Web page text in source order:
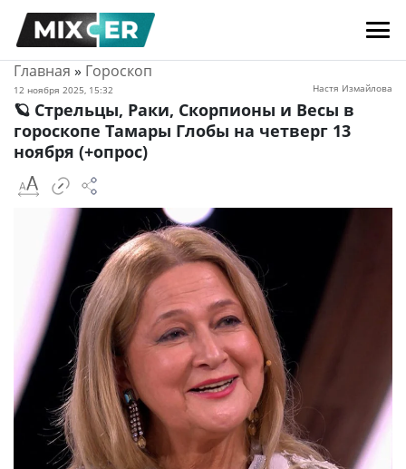
Главная » Гороскоп
12 ноября 2025, 15:32 Настя Измайлова
🪐 Стрельцы, Раки, Скорпионы и Весы в
гороскопе Тамары Глобы на четверг 13
ноября (+опрос)